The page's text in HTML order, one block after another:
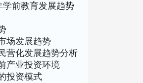
学前教育发展趋势
场发展趋势
营化发展趋势分析
产业投资环境
投资模式